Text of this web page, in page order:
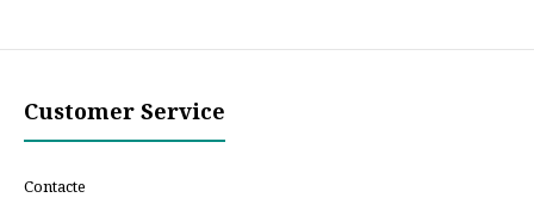
Customer Service
Contacte